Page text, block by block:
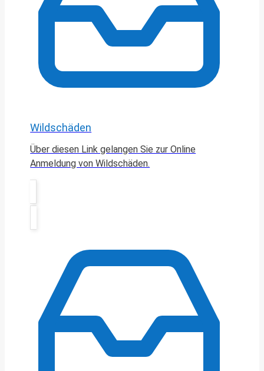
Wildschäden
Über diesen Link gelangen Sie zur Online
Anmeldung von Wildschäden.